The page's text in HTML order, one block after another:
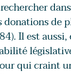
de
Il est
qui craint